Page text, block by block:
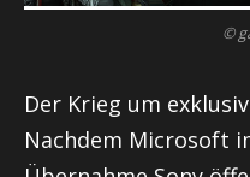
©
Der Krieg um
Nachdem Microsoft